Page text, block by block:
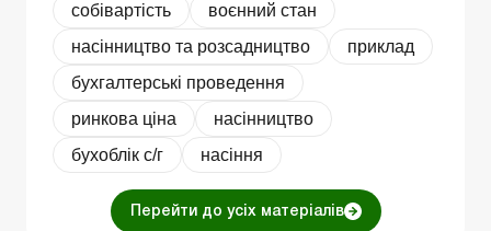
собівартість
воєнний стан
насінництво та розсадництво
приклад
бухгалтерські проведення
ринкова ціна
насінництво
бухоблік с/г
насіння
Перейти до усіх матеріалів